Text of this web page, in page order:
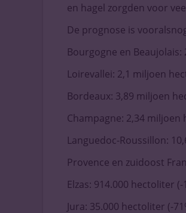
en hagel zorgden voor
De prognose is
Bourgogne en
Loirevallei: 2,1 miljoen
Bordeaux: 3,89 miljoen
Champagne: 2,34 miljoen
Languedoc-Roussillon:
Provence en zuidoost
Elzas: 914.000 hectoliter (-
Jura: 35.000 hectoliter (-